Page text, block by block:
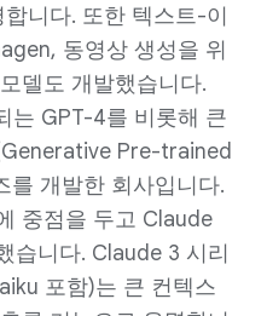
니다. 또한 텍스트-이
동영상 생성을 위
델도 개발했습니다.
는 GPT-4를 비롯해 큰
Pre-trained
개발한 회사입니다.
중점을 두고 Claude
습니다. Claude 3 시리
포함)는 큰 컨텍스